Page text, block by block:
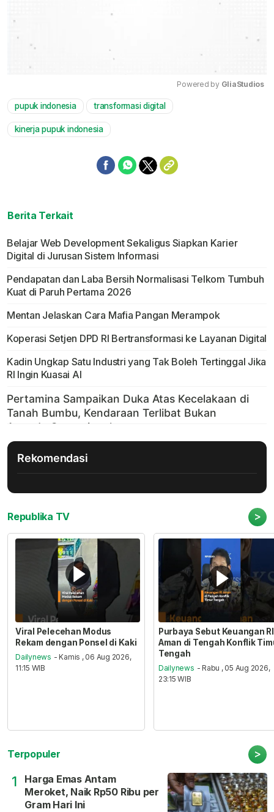
Powered by GliaStudios
pupuk indonesia transformasi digital
kinerja pupuk indonesia
Berita Terkait
Belajar Web Development Sekaligus Siapkan Karier
Digital di Jurusan Sistem Informasi
Pendapatan dan Laba Bersih Normalisasi Telkom Tumbuh
Kuat di Paruh Pertama 2026
Mentan Jelaskan Cara Mafia Pangan Merampok
Koperasi Setjen DPD RI Bertransformasi ke Layanan Digital
Kadin Ungkap Satu Industri yang Tak Boleh Tertinggal Jika
RI Ingin Kuasai AI
Rekomendasi
Republika TV >
Viral Pelecehan Modus
Rekam dengan Ponsel di Kaki
Dailynews - Kamis , 06 Aug 2026,
11:15 WIB
Purbaya Sebut Keuangan RI
Aman di Tengah Konflik
Tengah
Dailynews - Rabu , 05 Aug 2026,
23:15 WIB
Terpopuler >
1
Harga Emas Antam
Meroket, Naik Rp50 Ribu per
Gram Hari Ini